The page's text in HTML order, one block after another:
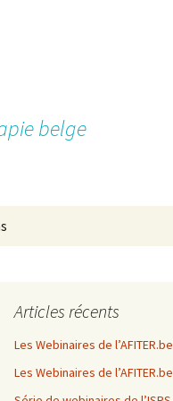
belge
Articles récents
Les Webinaires de l’AFITER.be
Les Webinaires de l’AFITER.be